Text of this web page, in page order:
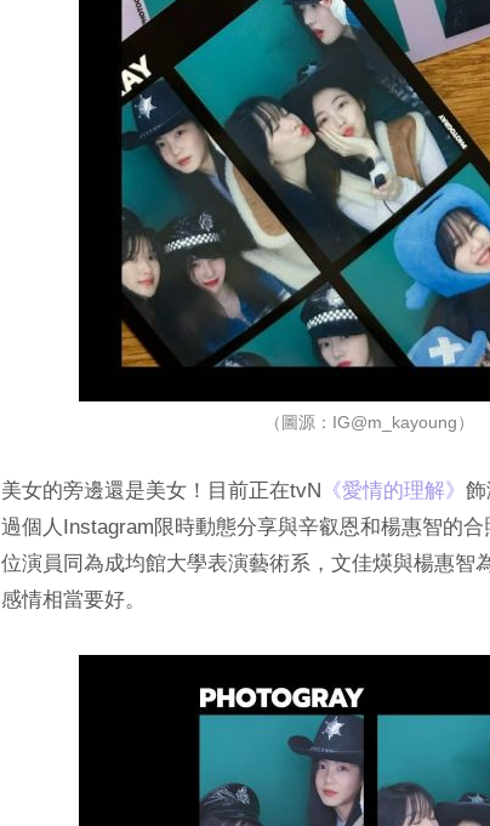
（圖源：IG@m_kayoung）
美女的旁邊還是美女！目前正在tvN ‎《愛情的理解》‎
過個人Instagram限時動態分享與辛叡恩和楊惠智的
位演員同為成均館大學表演藝術系，文佳煐與楊惠智
感情相當要好。